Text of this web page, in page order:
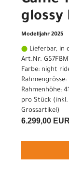
glossy
Modelljahr 2025
Lieferbar, in
Art.Nr.
Farbe: night
Rahmengrösse:
Rahmenhöhe:
pro Stück (inkl.
Grossartikel)
6.299,00 EUR